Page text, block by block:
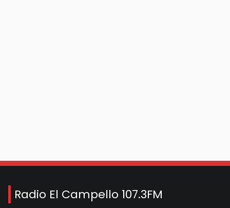
Radio El Campello 107.3FM